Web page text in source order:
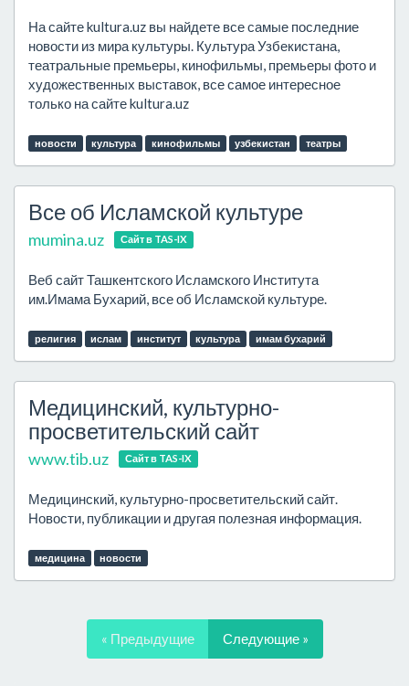
На сайте kultura.uz вы найдете все самые последние
новости из мира культуры. Культура Узбекистана,
театральные премьеры, кинофильмы, премьеры фото и
художественных выставок, все самое интересное
только на сайте kultura.uz
новости культура кинофильмы узбекистан театры
Все об Исламской культуре
mumina.uz Сайт в TAS-IX
Веб сайт Ташкентского Исламского Института
им.Имама Бухарий, все об Исламской культуре.
религия ислам институт культура имам бухарий
Медицинский, культурно-
просветительский сайт
www.tib.uz Сайт в TAS-IX
Медицинский, культурно-просветительский сайт.
Новости, публикации и другая полезная информация.
медицина новости
« Предыдущие Следующие »